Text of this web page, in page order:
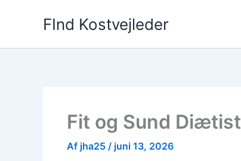
FInd Kostvejleder
Fit og Sund Diætist
Af jha25 / juni 13, 2026